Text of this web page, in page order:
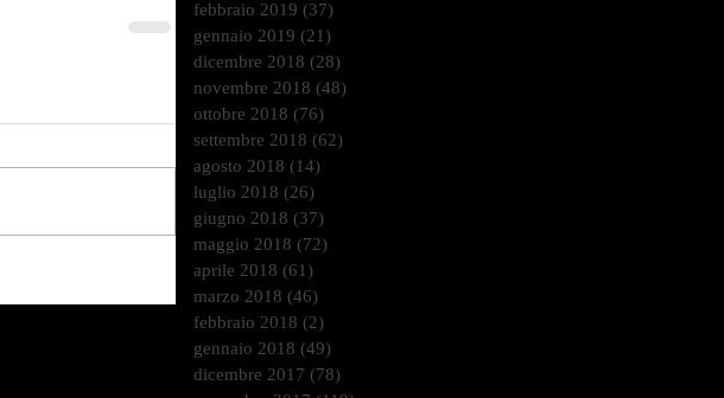
febbraio 2019 (37)
gennaio 2019 (21)
dicembre 2018 (28)
novembre 2018 (48)
ottobre 2018 (76)
settembre 2018 (62)
agosto 2018 (14)
luglio 2018 (26)
giugno 2018 (37)
maggio 2018 (72)
aprile 2018 (61)
marzo 2018 (46)
febbraio 2018 (2)
gennaio 2018 (49)
dicembre 2017 (78)